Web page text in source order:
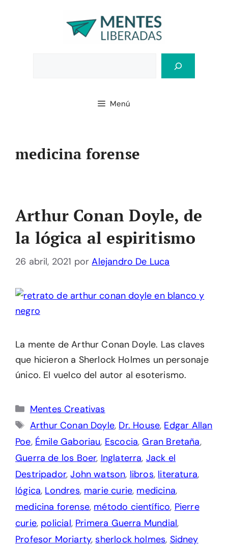
Menú
medicina forense
Arthur Conan Doyle, de
la lógica al espiritismo
26 abril, 2021 porAlejandro De Luca
La mente de Arthur Conan Doyle. Las claves
que hicieron a Sherlock Holmes un personaje
único. El vuelco del autor al esoterismo.
Categorías
Mentes Creativas
Etiquetas
Arthur Conan Doyle, Dr. House, Edgar Allan
Poe, Émile Gaboriau, Escocia,Gran Bretaña,
Guerra de los Boer, Inglaterra, Jack el
Destripador,John watson, libros, literatura,
lógica, Londres, marie curie, medicina,
medicina forense, método científico, Pierre
curie, policial, Primera Guerra Mundial,
Profesor Moriarty,sherlock holmes, Sidney